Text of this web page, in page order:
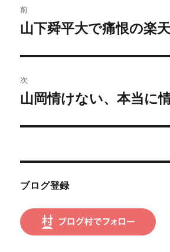
稿
ビ
ゲ
ー
前
前
投
稿:
山下舜平大で痛恨の楽
次
次
投
山岡情けない、本当に
ブログ登録